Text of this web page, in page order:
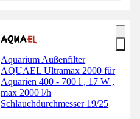
Aquarium Außenfilter
AQUAEL Ultramax 2000 für
Aquarien 400 - 700 l , 17 W ,
max 2000 l/h
Schlauchdurchmesser 19/25